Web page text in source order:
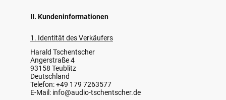
II. Kundeninformationen
1. Identität des Verkäufers
Harald Tschentscher
Angerstraße 4
93158 Teublitz
Deutschland
Telefon: +49 179 7263577
E-Mail: info@audio-tschentscher.de